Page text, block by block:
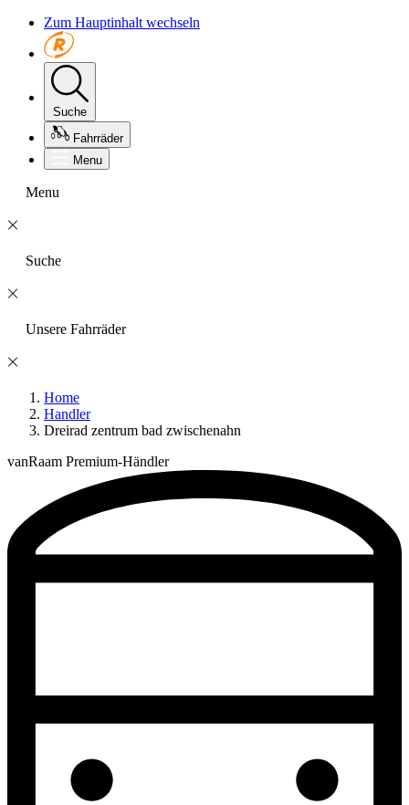
Zum Hauptinhalt wechseln
Suche
Fahrräder
Menu
Menu
Suche
Unsere Fahrräder
Home
Handler
Dreirad zentrum bad zwischenahn
vanRaam Premium-Händler